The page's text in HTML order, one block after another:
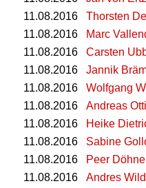
11.08.2016
Thorsten
11.08.2016
Marc
11.08.2016
Carsten
11.08.2016
Jannik
11.08.2016
Wolfgang
11.08.2016
Andreas Otti
11.08.2016
Heike
11.08.2016
Sabine
11.08.2016
Peer
11.08.2016
Andres Wild